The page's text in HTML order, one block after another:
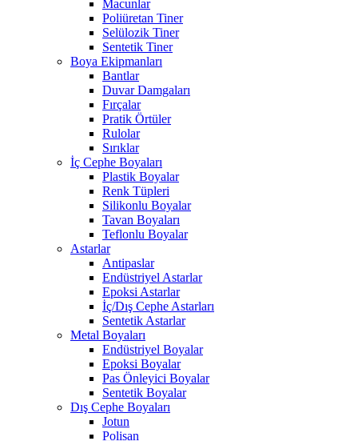
Macunlar
Poliüretan Tiner
Selülozik Tiner
Sentetik Tiner
Boya Ekipmanları
Bantlar
Duvar Damgaları
Fırçalar
Pratik Örtüler
Rulolar
Sırıklar
İç Cephe Boyaları
Plastik Boyalar
Renk Tüpleri
Silikonlu Boyalar
Tavan Boyaları
Teflonlu Boyalar
Astarlar
Antipaslar
Endüstriyel Astarlar
Epoksi Astarlar
İç/Dış Cephe Astarları
Sentetik Astarlar
Metal Boyaları
Endüstriyel Boyalar
Epoksi Boyalar
Pas Önleyici Boyalar
Sentetik Boyalar
Dış Cephe Boyaları
Jotun
Polisan